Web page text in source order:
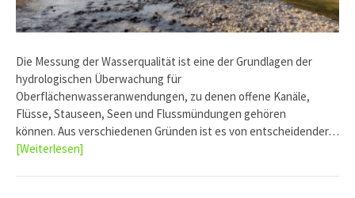
Die Messung der Wasserqualität ist eine der Grundlagen der
hydrologischen Überwachung für
Oberflächenwasseranwendungen, zu denen offene Kanäle,
Flüsse, Stauseen, Seen und Flussmündungen gehören
können. Aus verschiedenen Gründen ist es von entscheidender…
[Weiterlesen]